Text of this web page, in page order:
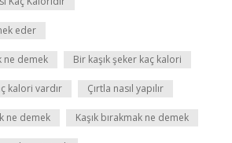
eder
ne demek Bir kaşık şeker kaç kalori
kalori vardır Çırtla nasıl yapılır
ne demek Kaşık bırakmak ne demek